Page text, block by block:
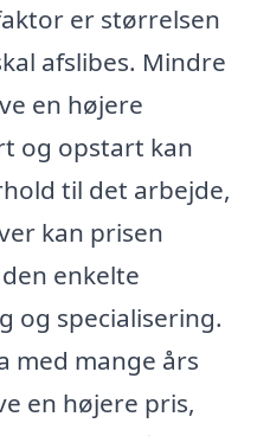
er størrelsen
afslibes. Mindre
en højere
og opstart kan
til det arbejde,
kan prisen
enkelte
og specialisering.
med mange års
en højere pris,